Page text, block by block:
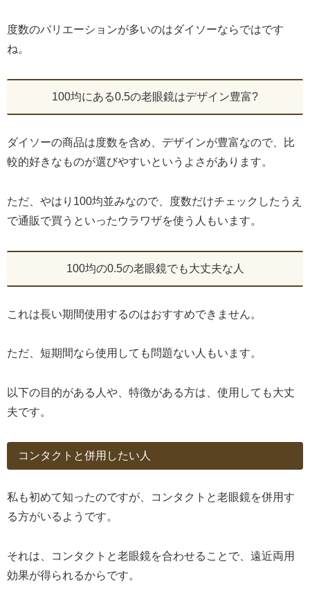
度数のバリエーションが多いのはダイソーならではです
ね。
100均にある0.5の老眼鏡はデザイン豊富?
ダイソーの商品は度数を含め、デザインが豊富なので、比
較的好きなものが選びやすいというよさがあります。
ただ、やはり100均並みなので、度数だけチェックしたうえ
で通販で買うといったウラワザを使う人もいます。
100均の0.5の老眼鏡でも大丈夫な人
これは長い期間使用するのはおすすめできません。
ただ、短期間なら使用しても問題ない人もいます。
以下の目的がある人や、特徴がある方は、使用しても大丈
夫です。
コンタクトと併用したい人
私も初めて知ったのですが、コンタクトと老眼鏡を併用す
る方がいるようです。
それは、コンタクトと老眼鏡を合わせることで、遠近両用
効果が得られるからです。